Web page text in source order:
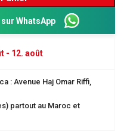
WhatsApp
- 12. août
: Avenue Haj Omar Riffi,
partout au Maroc et